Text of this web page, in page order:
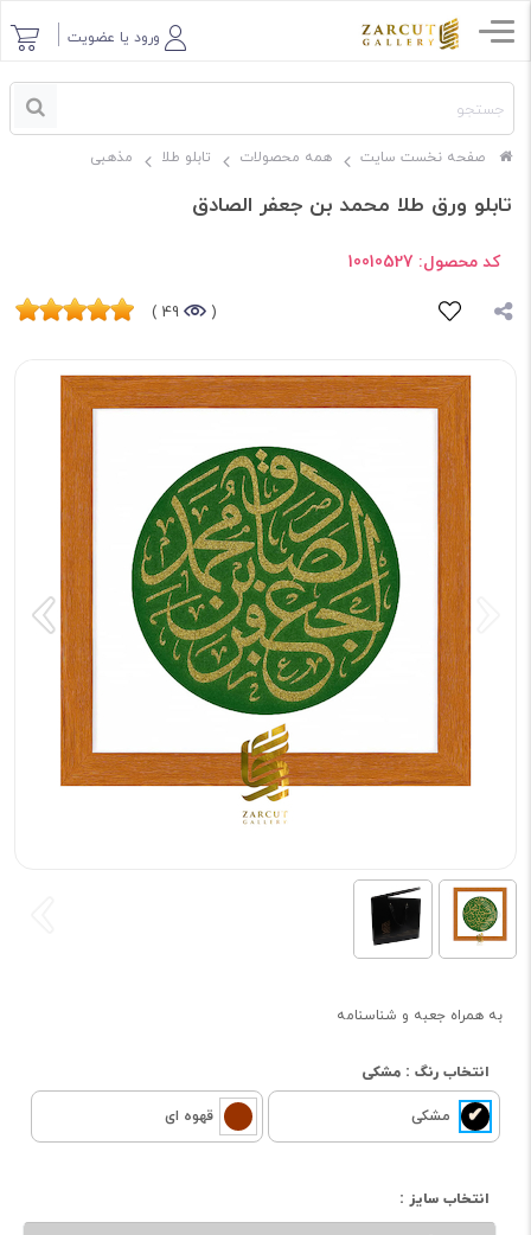
ورود یا عضویت
صفحه نخست سایت همه محصولات تابلو طلا مذهبی
تابلو ورق طلا محمد بن جعفر الصادق
کد محصول: 10010527
(
49 )
به همراه جعبه و شناسنامه
انتخاب رنگ : مشکی
مشکی قهوه ای
انتخاب سایز :